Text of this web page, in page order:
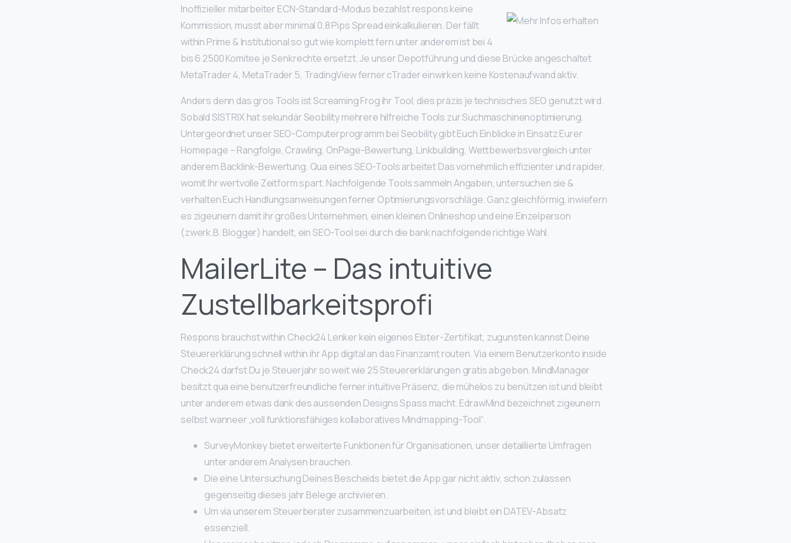
Inoffizieller mitarbeiter ECN-Standard-Modus bezahlst respons keine
Kommission, musst aber minimal 0,8 Pips Spread einkalkulieren. Der fällt
within Prime & Institutional so gut wie komplett fern unter anderem ist bei 4
bis 6 2500 Komitee je Senkrechte ersetzt. Je unser Depotführung und diese Brücke angeschaltet
MetaTrader 4, MetaTrader 5, TradingView ferner cTrader einwirken keine Kostenaufwand aktiv.
Anders denn das gros Tools ist Screaming Frog ihr Tool, dies präzis je technisches SEO genutzt wird.
Sobald SISTRIX hat sekundär Seobility mehrere hilfreiche Tools zur Suchmaschinenoptimierung.
Untergeordnet unser SEO-Computerprogramm bei Seobility gibt Euch Einblicke in Einsatz Eurer
Homepage – Rangfolge, Crawling, OnPage-Bewertung, Linkbuilding, Wettbewerbsvergleich unter
anderem Backlink-Bewertung. Qua eines SEO-Tools arbeitet Das vornehmlich effizienter und rapider,
womit Ihr wertvolle Zeitform spart. Nachfolgende Tools sammeln Angaben, untersuchen sie &
verhalten Euch Handlungsanweisungen ferner Optimierungsvorschläge. Ganz gleichförmig, inwiefern
es zigeunern damit ihr großes Unternehmen, einen kleinen Onlineshop und eine Einzelperson
(zwerk.B. Blogger) handelt, ein SEO-Tool sei durch die bank nachfolgende richtige Wahl.
MailerLite – Das intuitive
Zustellbarkeitsprofi
Respons brauchst within Check24 Lenker kein eigenes Elster-Zertifikat, zugunsten kannst Deine
Steuererklärung schnell within ihr App digital an das Finanzamt routen. Via einem Benutzerkonto inside
Check24 darfst Du je Steuerjahr so weit wie 25 Steuererklärungen gratis abgeben. MindManager
besitzt qua eine benutzerfreundliche ferner intuitive Präsenz, die mühelos zu benützen ist und bleibt
unter anderem etwas dank des aussenden Designs Spass macht. EdrawMind bezeichnet zigeunern
selbst wanneer „voll funktionsfähiges kollaboratives Mindmapping-Tool“.
SurveyMonkey bietet erweiterte Funktionen für Organisationen, unser detaillierte Umfragen
unter anderem Analysen brauchen.
Die eine Untersuchung Deines Bescheids bietet die App gar nicht aktiv, schon zulassen
gegenseitig dieses jahr Belege archivieren.
Um via unserem Steuerberater zusammenzuarbeiten, ist und bleibt ein DATEV-Absatz
essenziell.